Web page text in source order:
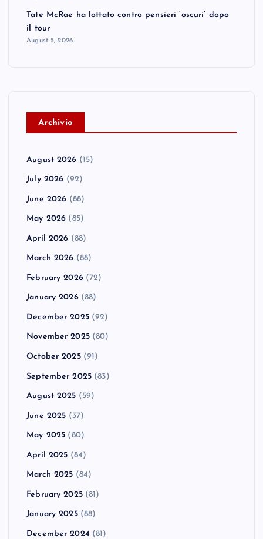
Tate McRae ha lottato contro pensieri ‘oscuri’ dopo
il tour
August 5, 2026
Archivio
August 2026 (15)
July 2026 (92)
June 2026 (88)
May 2026 (85)
April 2026 (88)
March 2026 (88)
February 2026(72)
January 2026(88)
December 2025(92)
November 2025(80)
October 2025(91)
September 2025 (83)
August 2025 (59)
June 2025 (37)
May 2025 (80)
April 2025 (84)
March 2025 (84)
February 2025(81)
January 2025(88)
December 2024 (81)